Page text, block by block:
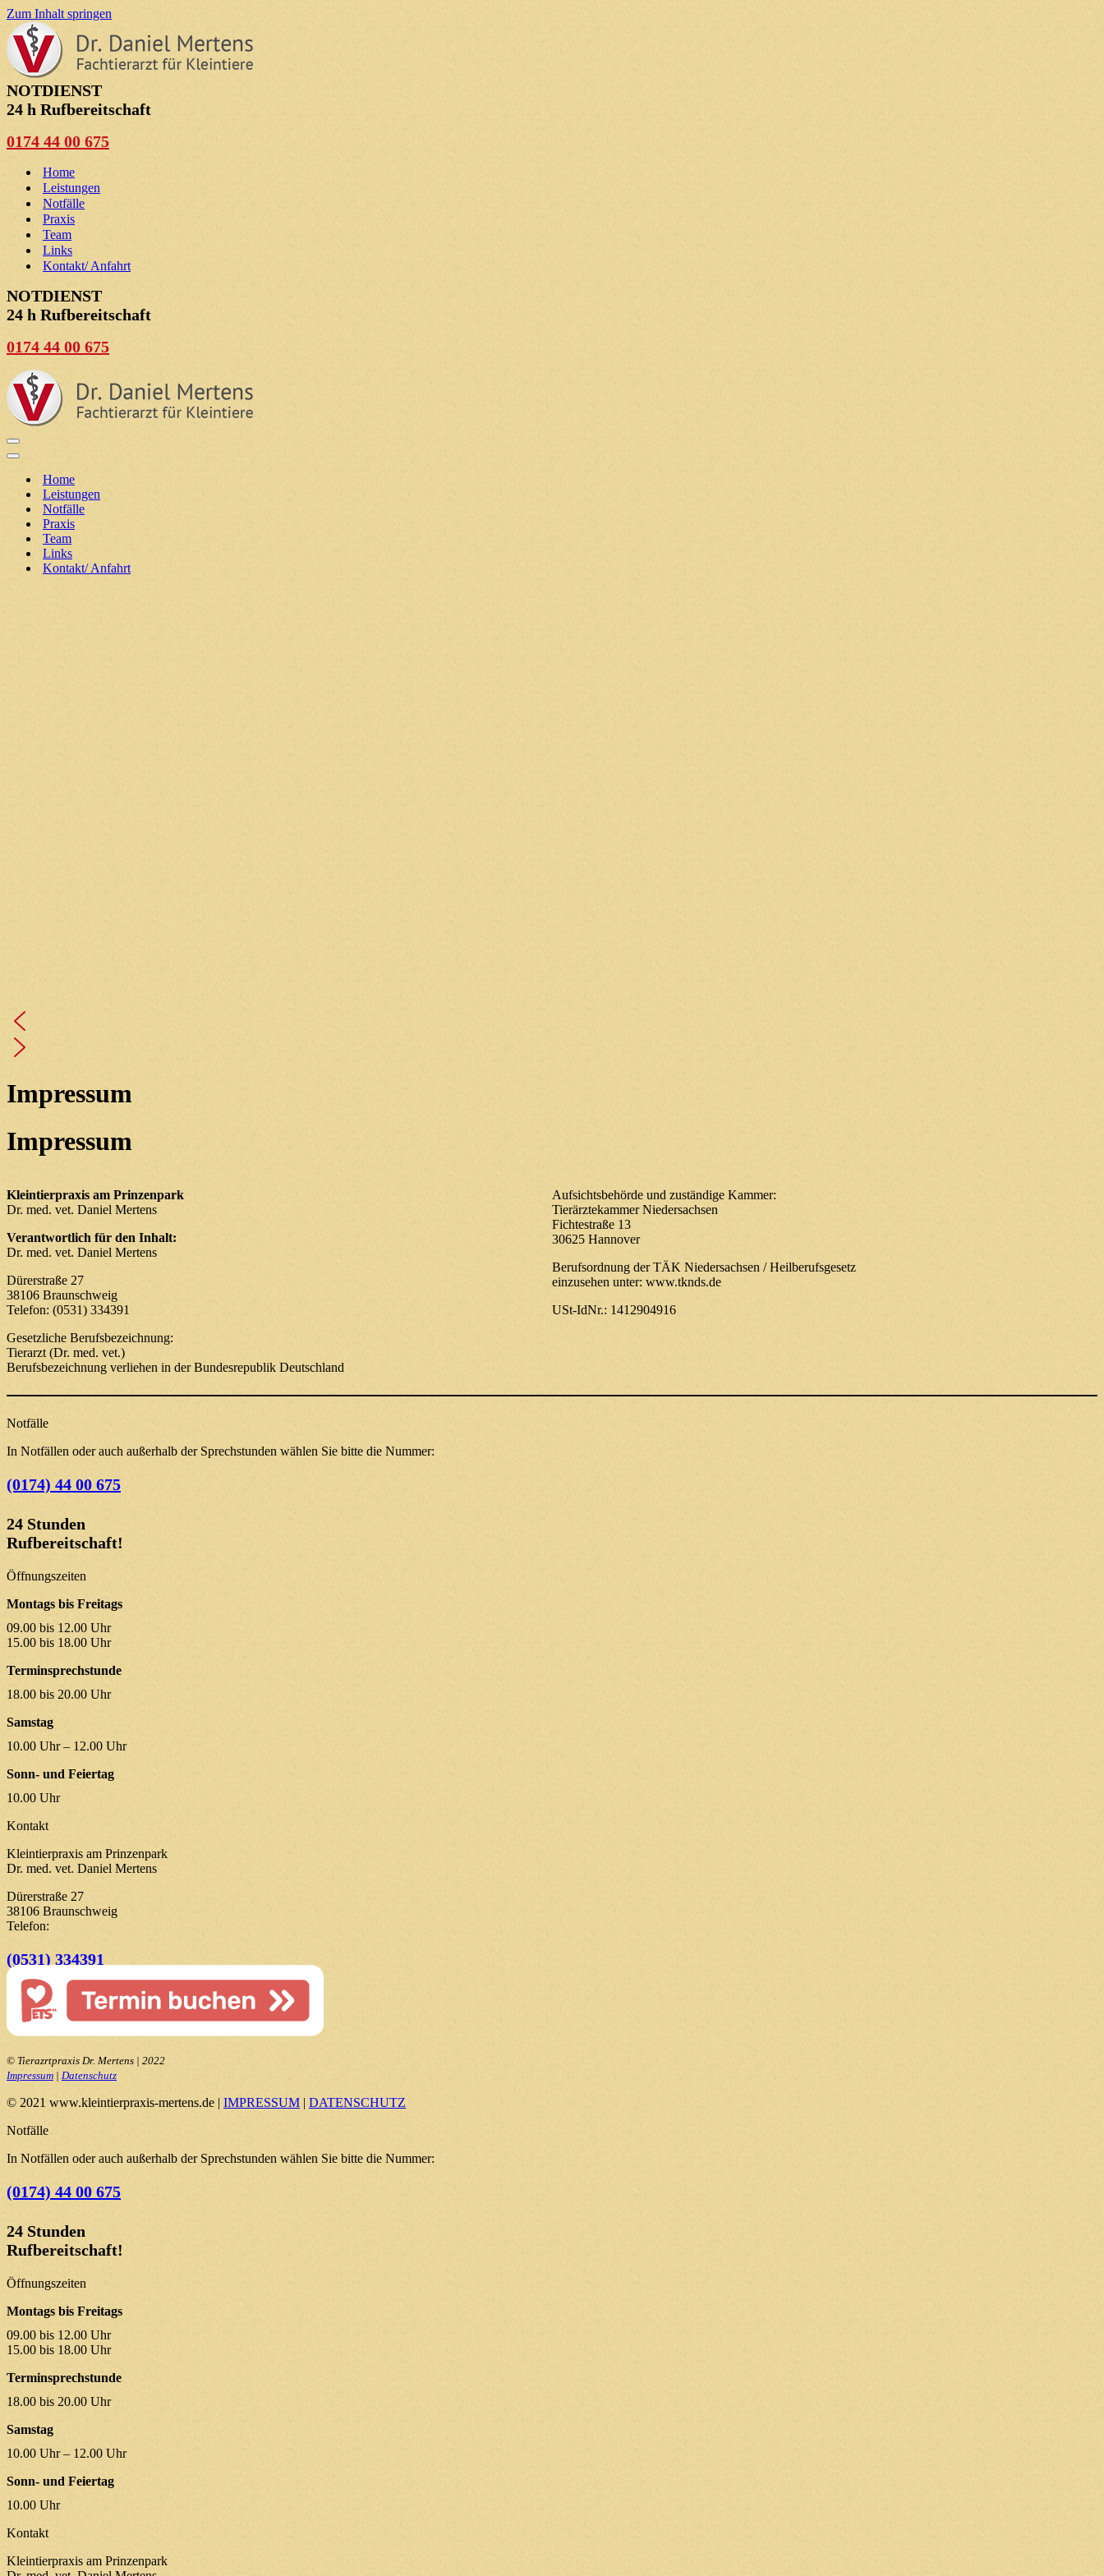
Zum Inhalt springen
NOTDIENST
24 h Rufbereitschaft
0174 44 00 675
Home
Leistungen
Notfälle
Praxis
Team
Links
Kontakt/ Anfahrt
NOTDIENST
24 h Rufbereitschaft
0174 44 00 675
Navigationsmenü
Navigationsmenü
Home
Leistungen
Notfälle
Praxis
Team
Links
Kontakt/ Anfahrt
Impressum
Impressum
Kleintierpraxis am Prinzenpark
Dr. med. vet. Daniel Mertens
Verantwortlich für den Inhalt:
Dr. med. vet. Daniel Mertens
Dürerstraße 27
38106 Braunschweig
Telefon: (0531) 334391
Gesetzliche Berufsbezeichnung:
Tierarzt (Dr. med. vet.)
Berufsbezeichnung verliehen in der Bundesrepublik Deutschland
Aufsichtsbehörde und zuständige Kammer:
Tierärztekammer Niedersachsen
Fichtestraße 13
30625 Hannover
Berufsordnung der TÄK Niedersachsen / Heilberufsgesetz
einzusehen unter: www.tknds.de
USt-IdNr.: 1412904916
Notfälle
In Notfällen oder auch außerhalb der Sprechstunden wählen Sie bitte die Nummer:
(0174) 44 00 675
24 Stunden
Rufbereitschaft!
Öffnungszeiten
Montags bis Freitags
09.00 bis 12.00 Uhr
15.00 bis 18.00 Uhr
Terminsprechstunde
18.00 bis 20.00 Uhr
Samstag
10.00 Uhr – 12.00 Uhr
Sonn- und Feiertag
10.00 Uhr
Kontakt
Kleintierpraxis am Prinzenpark
Dr. med. vet. Daniel Mertens
Dürerstraße 27
38106 Braunschweig
Telefon:
(0531) 334391
© Tierazrtpraxis Dr. Mertens | 2022
Impressum | Datenschutz
© 2021 www.kleintierpraxis-mertens.de | IMPRESSUM | DATENSCHUTZ
Notfälle
In Notfällen oder auch außerhalb der Sprechstunden wählen Sie bitte die Nummer:
(0174) 44 00 675
24 Stunden
Rufbereitschaft!
Öffnungszeiten
Montags bis Freitags
09.00 bis 12.00 Uhr
15.00 bis 18.00 Uhr
Terminsprechstunde
18.00 bis 20.00 Uhr
Samstag
10.00 Uhr – 12.00 Uhr
Sonn- und Feiertag
10.00 Uhr
Kontakt
Kleintierpraxis am Prinzenpark